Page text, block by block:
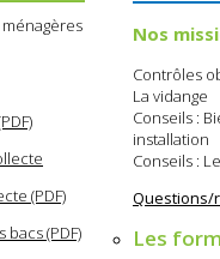
(PDF)
(PDF)
Nos
Contrôles
La vidange
Conseils :
installation
Conseils :
Questions/
Les